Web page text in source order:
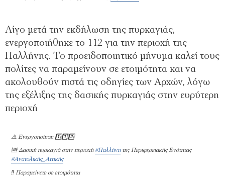
Λίγο μετά την εκδήλωση της πυρκαγιάς,
ενεργοποιήθηκε το 112 για την περιοχή της
Παλλήνης. Το προειδοποιητικό μήνυμα καλεί τους
πολίτες να παραμείνουν σε ετοιμότητα και να
ακολουθούν πιστά τις οδηγίες των Αρχών, λόγω
της εξέλιξης της δασικής πυρκαγιάς στην ευρύτερη
περιοχή
⚠️ Ενεργοποίηση 1️⃣1️⃣2️⃣
🆘 Δασική πυρκαγιά στην περιοχή #Παλλήνητης Περιφερειακής Ενότητας
#Ανατολικής_Αττικής
‼️ Παραμείνετε σε ετοιμότητα